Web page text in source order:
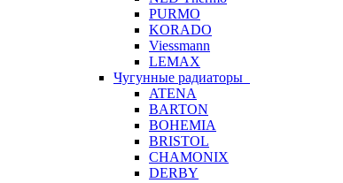
PURMO
KORADO
Viessmann
LEMAX
Чугунные радиаторы
ATENA
BARTON
BOHEMIA
BRISTOL
CHAMONIX
DERBY